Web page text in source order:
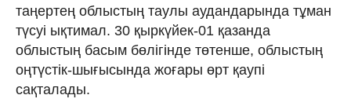
таңертең облыстың таулы аудандарында тұман
түсуі ықтимал. 30 қыркүйек-01 қазанда
облыстың басым бөлігінде төтенше, облыстың
оңтүстік-шығысында жоғары өрт қаупі
сақталады.